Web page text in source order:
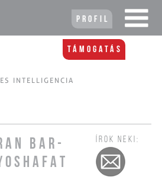
Profil
Támogatás
INTELLIGENCIA
BAR-
ÍROK NEKI: